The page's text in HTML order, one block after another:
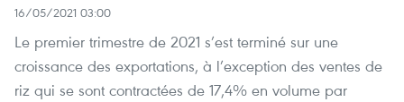
16/05/2021 03:00
Le premier trimestre de 2021 s’est terminé sur une
croissance des exportations, à l’exception des ventes de
riz qui se sont contractées de 17,4% en volume par